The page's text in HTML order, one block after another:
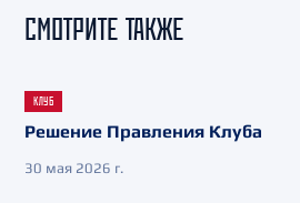
СМОТРИТЕ ТАКЖЕ
КЛУБ
Решение Правления Клуба
30 мая 2026 г.